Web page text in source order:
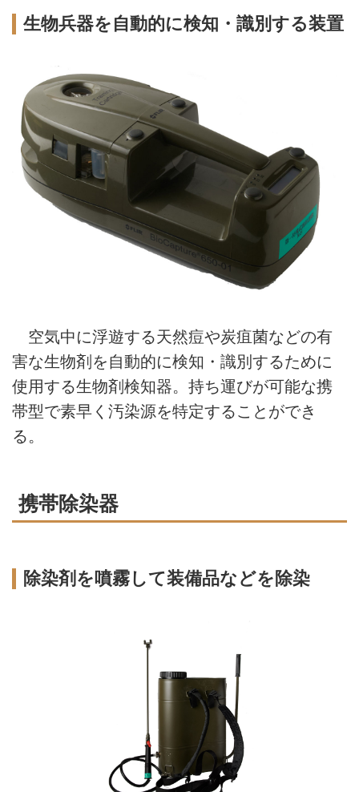
生物兵器を自動的に検知・識別する装置
空気中に浮遊する天然痘や炭疽菌などの有
害な生物剤を自動的に検知・識別するために
使用する生物剤検知器。持ち運びが可能な携
帯型で素早く汚染源を特定することができ
る。
携帯除染器
除染剤を噴霧して装備品などを除染